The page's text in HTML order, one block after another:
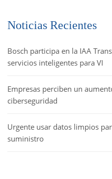
Noticias Recientes
Bosch participa en la IAA
servicios inteligentes para VI
Empresas perciben un
ciberseguridad
Urgente usar datos limpios
suministro